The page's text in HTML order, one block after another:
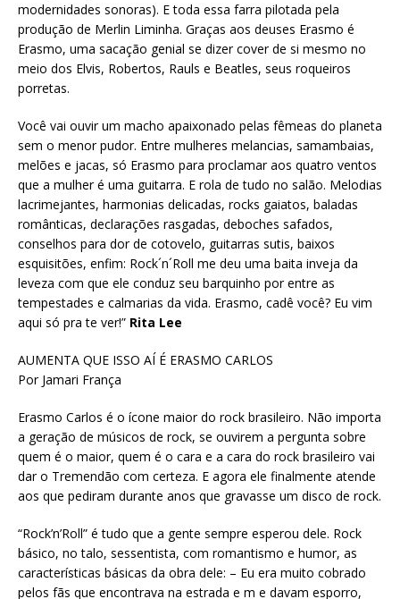
modernidades sonoras). E toda essa farra pilotada pela
produção de Merlin Liminha. Graças aos deuses Erasmo é
Erasmo, uma sacação genial se dizer cover de si mesmo no
meio dos Elvis, Robertos, Rauls e Beatles, seus roqueiros
porretas.
Você vai ouvir um macho apaixonado pelas fêmeas do planeta
sem o menor pudor. Entre mulheres melancias, samambaias,
melões e jacas, só Erasmo para proclamar aos quatro ventos
que a mulher é uma guitarra. E rola de tudo no salão. Melodias
lacrimejantes, harmonias delicadas, rocks gaiatos, baladas
românticas, declarações rasgadas, deboches safados,
conselhos para dor de cotovelo, guitarras sutis, baixos
esquisitões, enfim: Rock´n´Roll me deu uma baita inveja da
leveza com que ele conduz seu barquinho por entre as
tempestades e calmarias da vida. Erasmo, cadê você? Eu vim
aqui só pra te ver!” Rita Lee
AUMENTA QUE ISSO AÍ É ERASMO CARLOS
Por Jamari França
Erasmo Carlos é o ícone maior do rock brasileiro. Não importa
a geração de músicos de rock, se ouvirem a pergunta sobre
quem é o maior, quem é o cara e a cara do rock brasileiro vai
dar o Tremendão com certeza. E agora ele finalmente atende
aos que pediram durante anos que gravasse um disco de rock.
“Rock’n’Roll” é tudo que a gente sempre esperou dele. Rock
básico, no talo, sessentista, com romantismo e humor, as
características básicas da obra dele: – Eu era muito cobrado
pelos fãs que encontrava na estrada e m e davam esporro,